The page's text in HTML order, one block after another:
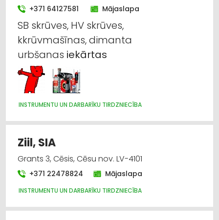
+371 64127581 Mājaslapa
SB skrūves, HV skrūves,
kkrūvmašīnas, dimanta
urbšanas iekārtas
INSTRUMENTU UN DARBARĪKU TIRDZNIECĪBA
Ziil, SIA
Grants 3, Cēsis, Cēsu nov. LV-4101
+371 22478824 Mājaslapa
INSTRUMENTU UN DARBARĪKU TIRDZNIECĪBA